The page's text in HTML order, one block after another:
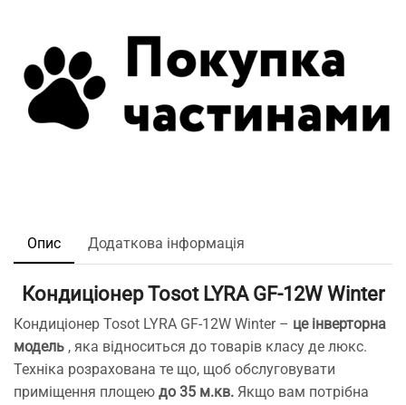
Опис Додаткова інформація
Кондиціонер Tosot LYRA GF-12W Winter
Кондиціонер Tosot LYRA GF-12W Winter – це інверторна
модель , яка відноситься до товарів класу де люкс.
Техніка розрахована те що, щоб обслуговувати
приміщення площею до 35 м.кв. Якщо вам потрібна